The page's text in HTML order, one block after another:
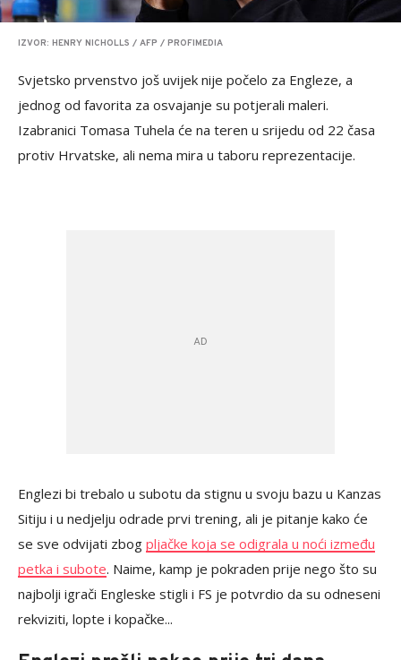
IZVOR: HENRY NICHOLLS / AFP / PROFIMEDIA
Svjetsko prvenstvo još uvijek nije počelo za Engleze, a
jednog od favorita za osvajanje su potjerali maleri.
Izabranici Tomasa Tuhela će na teren u srijedu od 22 časa
protiv Hrvatske, ali nema mira u taboru reprezentacije.
Englezi bi trebalo u subotu da stignu u svoju bazu u Kanzas
Sitiju i u nedjelju odrade prvi trening, ali je pitanje kako će
se sve odvijati zbog pljačke koja se odigrala u noći između
petka i subote. Naime, kamp je pokraden prije nego što su
najbolji igrači Engleske stigli i FS je potvrdio da su odneseni
rekviziti, lopte i kopačke...